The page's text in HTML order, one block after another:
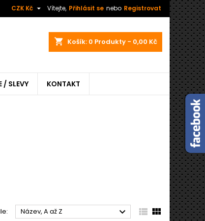
Vítejte, Přihlásit se nebo Registrovat
CZK Kč 
shopping_cart Košík: 0 Produkty - 0,00 Kč
/ SLEVY KONTAKT
Název, A až Z   